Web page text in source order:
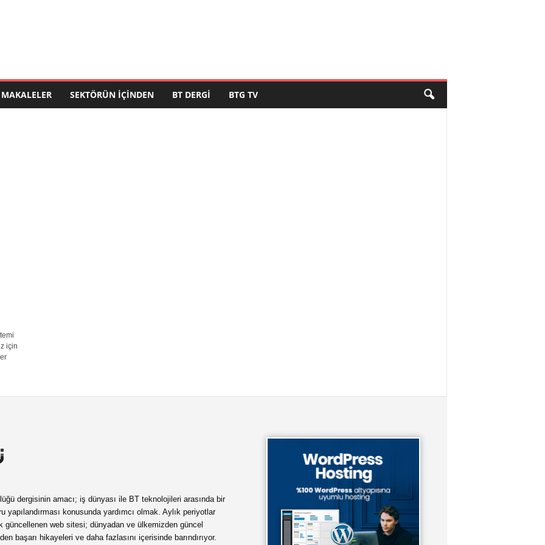
MAKALELER SEKTÖRÜN İÇINDEN BT DERGI BTG TV
için
dergisinin amacı; iş dünyası ile BT teknolojileri arasında bir
yapılandırması konusunda yardımcı olmak. Aylık periyotlar
güncellenen web sitesi; dünyadan ve ülkemizden güncel
başarı hikayeleri ve daha fazlasını içerisinde barındırıyor.